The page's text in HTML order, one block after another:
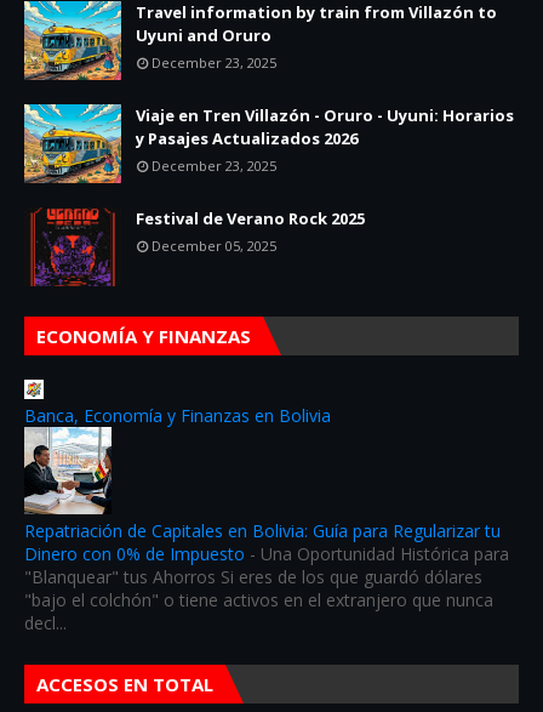
Travel information by train from Villazón to
Uyuni and Oruro
December 23, 2025
Viaje en Tren Villazón - Oruro - Uyuni: Horarios
y Pasajes Actualizados 2026
December 23, 2025
Festival de Verano Rock 2025
December 05, 2025
ECONOMÍA Y FINANZAS
Banca, Economía y Finanzas en Bolivia
Repatriación de Capitales en Bolivia: Guía para Regularizar tu
Dinero con 0% de Impuesto - Una Oportunidad Histórica para
"Blanquear" tus Ahorros Si eres de los que guardó dólares
"bajo el colchón" o tiene activos en el extranjero que nunca
decl...
ACCESOS EN TOTAL